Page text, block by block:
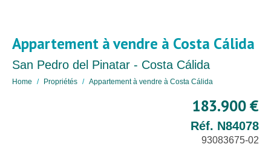
Appartement à vendre à Costa Cálida
San Pedro del Pinatar - Costa Cálida
Home Propriétés Appartement à vendre à Costa Cálida
183.900 €
Réf. N84078
93083675-02